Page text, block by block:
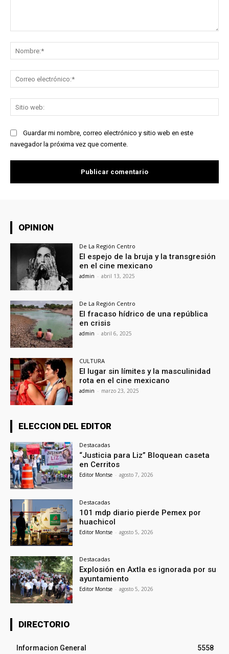
Guardar mi nombre, correo electrónico y sitio web en este
navegador la próxima vez que comente.
OPINION
De La Región Centro
El espejo de la bruja y la transgresión
en el cine mexicano
admin - abril 13, 2025
De La Región Centro
El fracaso hídrico de una república
en crisis
admin - abril 6, 2025
CULTURA
El lugar sin límites y la masculinidad
rota en el cine mexicano
admin - marzo 23, 2025
ELECCION DEL EDITOR
Destacadas
“Justicia para Liz” Bloquean caseta
en Cerritos
Editor Montse - agosto 7, 2026
Destacadas
101 mdp diario pierde Pemex por
huachicol
Editor Montse - agosto 5, 2026
Destacadas
Explosión en Axtla es ignorada por su
ayuntamiento
Editor Montse - agosto 5, 2026
DIRECTORIO
Informacion General 5558